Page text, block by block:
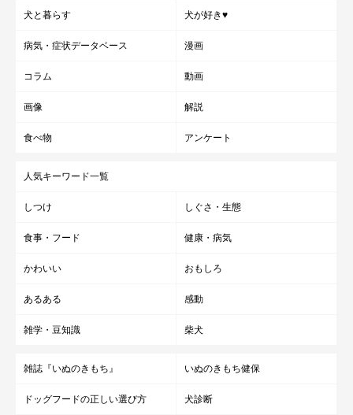
犬と暮らす 犬が好き♥
病気・症状データベース 漫画
コラム 動画
画像 解説
食べ物 アンケート
人気キーワード一覧
しつけ しぐさ・生態
食事・フード 健康・病気
かわいい おもしろ
あるある 感動
雑学・豆知識 柴犬
雑誌『いぬのきもち』 いぬのきもち健保
ドッグフードの正しい選び方 犬診断